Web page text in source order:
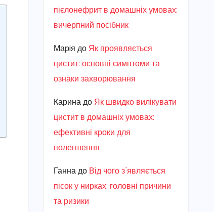
пієлонефрит в домашніх умовах:
вичерпний посібник
Марiя до Як проявляється
цистит: основні симптоми та
ознаки захворювання
Каринадо Як швидко вилікувати
цистит в домашніх умовах:
ефективні кроки для
полегшення
Ганнадо Від чого з’являється
пісок у нирках: головні причини
та ризики